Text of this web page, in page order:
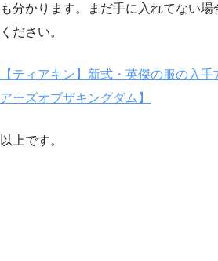
も分かります。まだ手に入れてない
ください。
【ティアキン】新式・英傑の服の入
アーズオブザキングダム】
以上です。